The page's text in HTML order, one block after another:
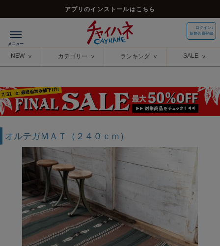
アプリのインストールはこちら
ログイン /
新規会員登録
NEW カテゴリー ランキング SALE
オルテガＭＡＴ（２４０ｃｍ）